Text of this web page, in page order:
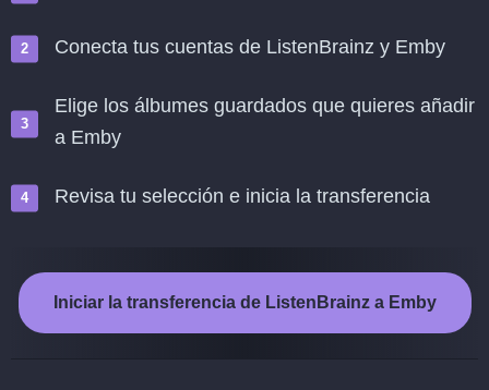
Conecta tus cuentas de ListenBrainz y Emby
Elige los álbumes guardados que quieres añadir
a Emby
Revisa tu selección e inicia la transferencia
Iniciar la transferencia de ListenBrainz a Emby